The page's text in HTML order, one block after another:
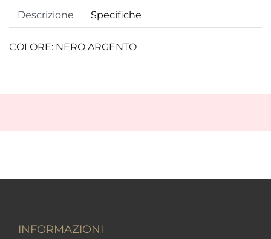
Descrizione Specifiche
COLORE: NERO ARGENTO
INFORMAZIONI